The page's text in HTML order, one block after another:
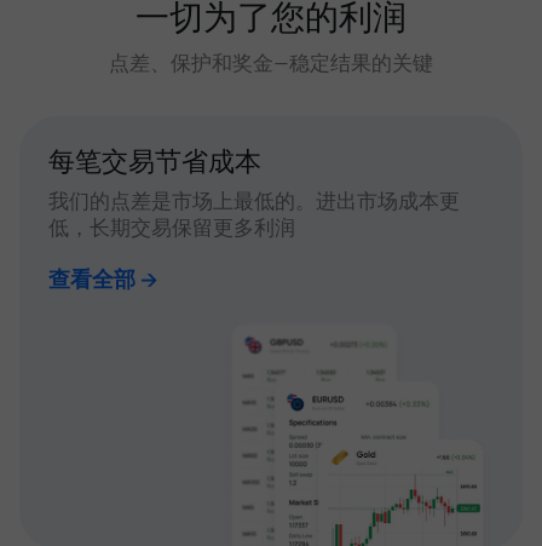
一切为了您的利润
点差、保护和奖金—稳定结果的关键
每笔交易节省成本
我们的点差是市场上最低的。进出市场成本更
低，长期交易保留更多利润
查看全部